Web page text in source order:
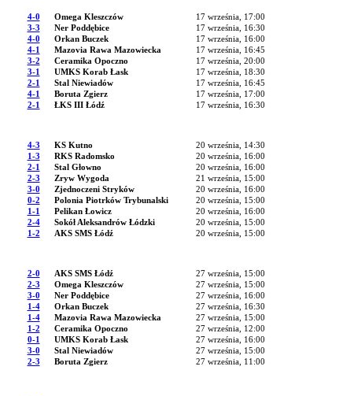
4-0 Omega Kleszczów
17 września, 17:00
3-3 Ner Poddębice
17 września, 16:30
4-0 Orkan Buczek
17 września, 16:00
4-1 Mazovia Rawa Mazowiecka
17 września, 16:45
3-2 Ceramika Opoczno
17 września, 20:00
3-1 UMKS Korab Łask
17 września, 18:30
2-1 Stal Niewiadów
17 września, 16:45
4-1 Boruta Zgierz
17 września, 17:00
2-1 ŁKS III Łódź 17 września, 16:30
4-3 KS Kutno
20 września, 14:30
1-3 RKS Radomsko
20 września, 16:00
2-1 Stal Głowno
20 września, 16:00
2-3 Zryw Wygoda
21 września, 15:00
3-0 Zjednoczeni Stryków
20 września, 16:00
0-2 Polonia Piotrków Trybunalski
20 września, 15:00
1-1 Pelikan Łowicz
20 września, 16:00
2-4 Sokół Aleksandrów Łódzki
20 września, 15:00
1-2 AKS SMS Łódź 20 września, 15:00
2-0 AKS SMS Łódź
27 września, 15:00
2-3 Omega Kleszczów
27 września, 15:00
3-0 Ner Poddębice
27 września, 16:00
1-4 Orkan Buczek
27 września, 16:30
1-4 Mazovia Rawa Mazowiecka
27 września, 15:00
1-2 Ceramika Opoczno
27 września, 12:00
0-1 UMKS Korab Łask
27 września, 16:00
3-0 Stal Niewiadów
27 września, 15:00
2-3 Boruta Zgierz 27 września, 11:00